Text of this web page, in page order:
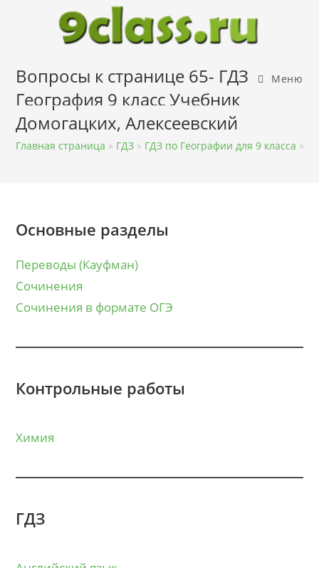
содержимому
Меню
Вопросы к странице 65- ГДЗ
География 9 класс Учебник
Домогацких, Алексеевский
Главная страница » ГДЗ » ГДЗ по Географии для 9 класса »
Основные разделы
Переводы (Кауфман)
Сочинения
Сочинения в формате ОГЭ
Контрольные работы
Химия
ГДЗ